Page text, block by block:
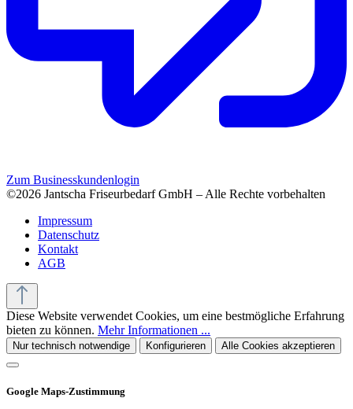
Zum Businesskundenlogin
©2026 Jantscha Friseurbedarf GmbH – Alle Rechte vorbehalten
Impressum
Datenschutz
Kontakt
AGB
Diese Website verwendet Cookies, um eine bestmögliche Erfahrung
bieten zu können. Mehr Informationen ...
Nur technisch notwendige Konfigurieren Alle Cookies akzeptieren
Google Maps-Zustimmung